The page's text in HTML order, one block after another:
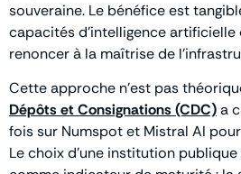
souveraine. Le bénéfice est
capacités d’intelligence
renoncer à la maîtrise de
Cette approche n’est pas
Dépôts et Consignations (CDC)a
fois sur Numspot et Mistral AI
Le choix d’une institution